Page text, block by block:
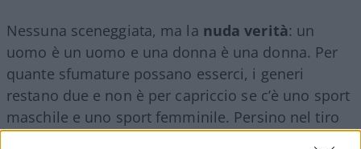
Nessuna sceneggiata, ma la nuda verità: un
uomo è un uomo e una donna è una donna. Per
quante sfumature possano esserci, i generi
restano due e non è per capriccio se c’è uno sport
maschile e uno sport femminile. Persino nel tiro